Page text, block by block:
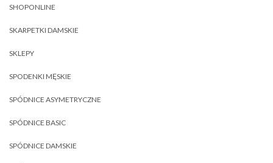
SHOPONLINE
SKARPETKI DAMSKIE
SKLEPY
SPODENKI MĘSKIE
SPÓDNICE ASYMETRYCZNE
SPÓDNICE BASIC
SPÓDNICE DAMSKIE